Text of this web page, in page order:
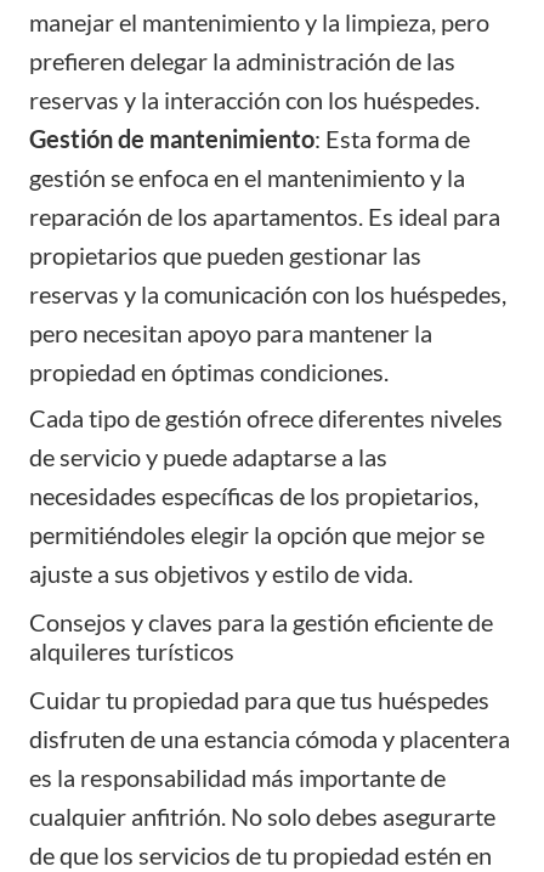
manejar el mantenimiento y la limpieza, pero
prefieren delegar la administración de las
reservas y la interacción con los huéspedes.
Gestión de mantenimiento: Esta forma de
gestión se enfoca en el mantenimiento y la
reparación de los apartamentos. Es ideal para
propietarios que pueden gestionar las
reservas y la comunicación con los huéspedes,
pero necesitan apoyo para mantener la
propiedad en óptimas condiciones.
Cada tipo de gestión ofrece diferentes niveles
de servicio y puede adaptarse a las
necesidades específicas de los propietarios,
permitiéndoles elegir la opción que mejor se
ajuste a sus objetivos y estilo de vida.
Consejos y claves para la gestión eficiente de
alquileres turísticos
Cuidar tu propiedad para que tus huéspedes
disfruten de una estancia cómoda y placentera
es la responsabilidad más importante de
cualquier anfitrión. No solo debes asegurarte
de que los servicios de tu propiedad estén en